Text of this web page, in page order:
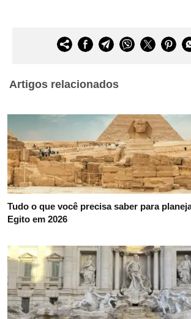
Artigos relacionados
Tudo o que você precisa saber para
Egito em 2026